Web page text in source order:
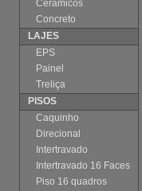
Cerâmicos
Concreto
LAJES
EPS
Painel
Treliça
PISOS
Caquinho
Direcional
Intertravado
Intertravado 16 Faces
Piso 16 quadros